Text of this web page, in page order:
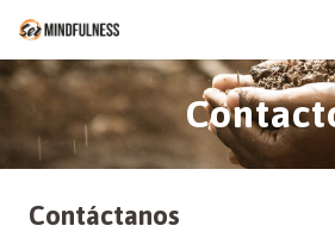
Mindfulness
Actividades
Contáctanos